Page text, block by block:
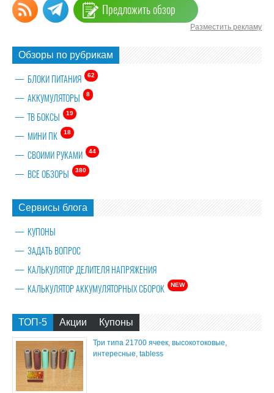
Предложить обзор
Разместить рекламу
Обзоры по рубрикам
62
БЛОКИ ПИТАНИЯ
8
АККУМУЛЯТОРЫ
19
ТВ БОКСЫ
18
МИНИ ПК
44
СВОИМИ РУКАМИ
380
ВСЕ ОБЗОРЫ
Сервисы блога
КУПОНЫ
ЗАДАТЬ ВОПРОС
КАЛЬКУЛЯТОР ДЕЛИТЕЛЯ НАПРЯЖЕНИЯ
NEW
КАЛЬКУЛЯТОР АККУМУЛЯТОРНЫХ СБОРОК
ТОП-5 Акции Купоны
Три типа 21700 ячеек, высокотоковые,
интересные, tabless